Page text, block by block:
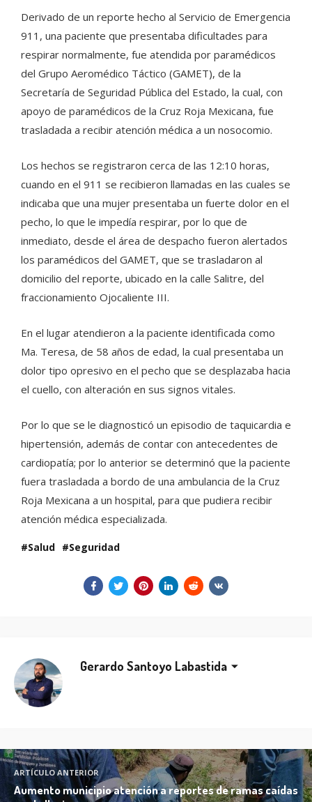
Derivado de un reporte hecho al Servicio de Emergencia
911, una paciente que presentaba dificultades para
respirar normalmente, fue atendida por paramédicos
del Grupo Aeromédico Táctico (GAMET), de la
Secretaría de Seguridad Pública del Estado, la cual, con
apoyo de paramédicos de la Cruz Roja Mexicana, fue
trasladada a recibir atención médica a un nosocomio.
Los hechos se registraron cerca de las 12:10 horas,
cuando en el 911 se recibieron llamadas en las cuales se
indicaba que una mujer presentaba un fuerte dolor en el
pecho, lo que le impedía respirar, por lo que de
inmediato, desde el área de despacho fueron alertados
los paramédicos del GAMET, que se trasladaron al
domicilio del reporte, ubicado en la calle Salitre, del
fraccionamiento Ojocaliente III.
En el lugar atendieron a la paciente identificada como
Ma. Teresa, de 58 años de edad, la cual presentaba un
dolor tipo opresivo en el pecho que se desplazaba hacia
el cuello, con alteración en sus signos vitales.
Por lo que se le diagnosticó un episodio de taquicardia e
hipertensión, además de contar con antecedentes de
cardiopatía; por lo anterior se determinó que la paciente
fuera trasladada a bordo de una ambulancia de la Cruz
Roja Mexicana a un hospital, para que pudiera recibir
atención médica especializada.
Salud Seguridad
Gerardo Santoyo Labastida
ARTÍCULO ANTERIOR
Aumento municipio atención a reportes de ramas caídas